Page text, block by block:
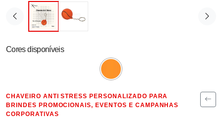
Cores disponíveis
CHAVEIRO ANTI STRESS PERSONALIZADO PARA
BRINDES PROMOCIONAIS, EVENTOS E CAMPANHAS
CORPORATIVAS